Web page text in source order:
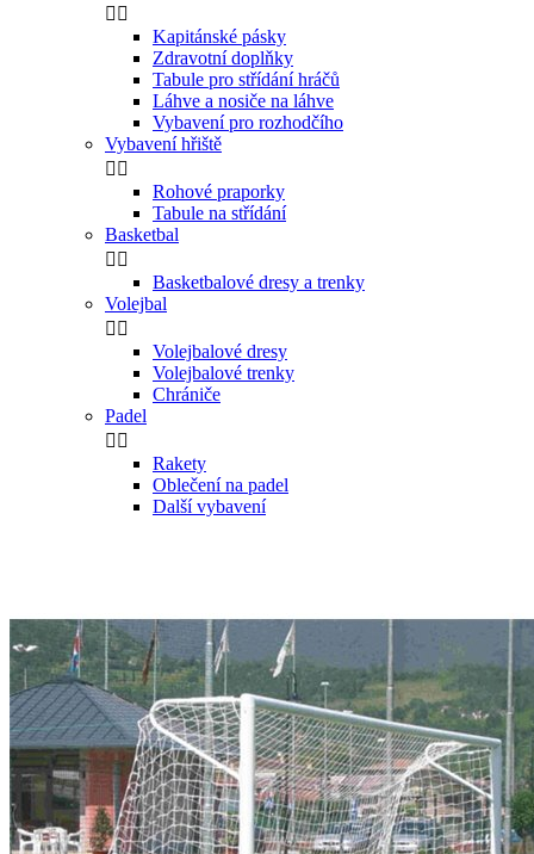
 
Kapitánské pásky
Zdravotní doplňky
Tabule pro střídání hráčů
Láhve a nosiče na láhve
Vybavení pro rozhodčího
Vybavení hřiště
 
Rohové praporky
Tabule na střídání
Basketbal
 
Basketbalové dresy a trenky
Volejbal
 
Volejbalové dresy
Volejbalové trenky
Chrániče
Padel
 
Rakety
Oblečení na padel
Další vybavení